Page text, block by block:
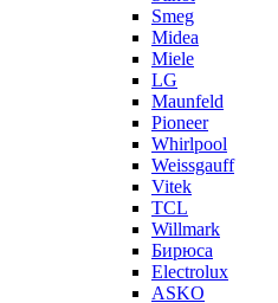
Smeg
Midea
Miele
LG
Maunfeld
Pioneer
Whirlpool
Weissgauff
Vitek
TCL
Willmark
Бирюса
Electrolux
ASKO